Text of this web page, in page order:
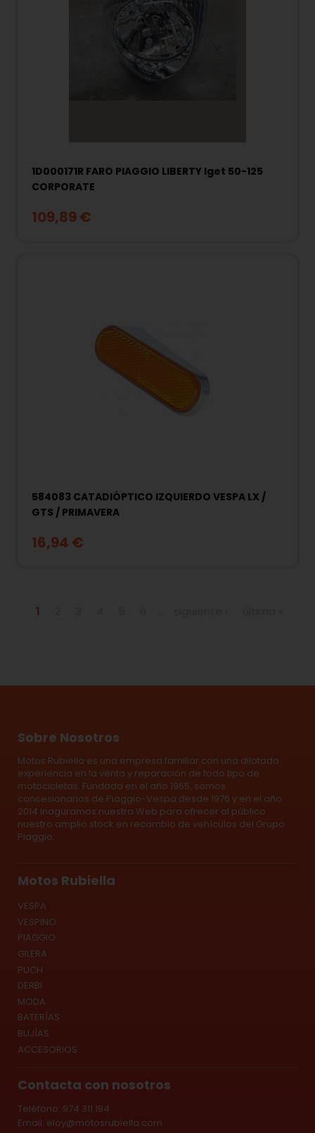
1D000171R FARO PIAGGIO LIBERTY Iget 50-125
CORPORATE
109,89 €
584083 CATADIÓPTICO IZQUIERDO VESPA LX /
GTS / PRIMAVERA
16,94 €
1
Sobre Nosotros
Motos Rubiella es una empresa familiar con una dilatada
experiencia en la venta y reparación de todo tipo de
motocicletas. Fundada en el año 1965, somos
concesionarios de Piaggio-Vespa desde 1976 y en el año
2014 inaguramos nuestra Web para ofrecer al público
nuestro amplio stock en recambio de vehículos del Grupo
Piaggio.
Motos Rubiella
VESPA
VESPINO
PIAGGIO
GILERA
PUCH
DERBI
MODA
BATERÍAS
BUJÍAS
ACCESORIOS
Contacta con nosotros
Teléfono: 974 311 184
Email: eloy@motosrubiella.com